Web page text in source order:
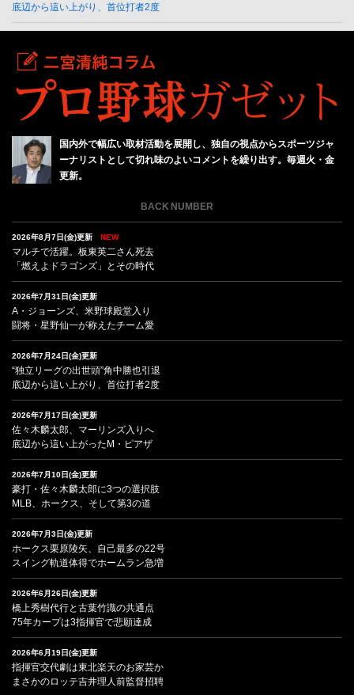
底辺から這い上がり、首位打者2度
国内外で幅広い取材活動を展開し、独自の視点からスポーツジャ
ーナリストとして切れ味のよいコメントを繰り出す。毎週火・金
更新。
BACK NUMBER
2026年8月7日(金)更新 NEW
マルチで活躍。板東英二さん死去
「燃えよドラゴンズ」とその時代
2026年7月31日(金)更新
A・ジョーンズ、米野球殿堂入り
闘将・星野仙一が称えたチーム愛
2026年7月24日(金)更新
“独立リーグの出世頭”角中勝也引退
底辺から這い上がり、首位打者2度
2026年7月17日(金)更新
佐々木麟太郎、マーリンズ入りへ
底辺から這い上がったM・ピアザ
2026年7月10日(金)更新
豪打・佐々木麟太郎に3つの選択肢
MLB、ホークス、そして第3の道
2026年7月3日(金)更新
ホークス栗原陵矢、自己最多の22号
スイング軌道体得でホームラン急増
2026年6月26日(金)更新
橋上秀樹代行と古葉竹識の共通点
75年カープは3指揮官で悲願達成
2026年6月19日(金)更新
指揮官交代劇は東北楽天のお家芸か
まさかのロッテ吉井理人前監督招聘